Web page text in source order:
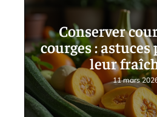
Conserver
courges :
leur
11 mars